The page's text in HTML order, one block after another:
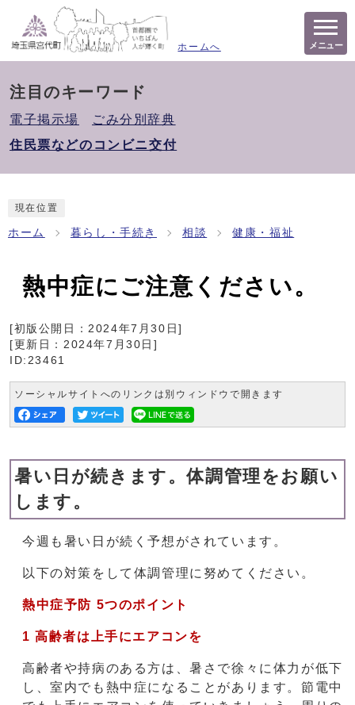
ホームへ メニュー
注目のキーワード
電子掲示場
ごみ分別辞典
住民票などのコンビニ交付
現在位置
ホーム 暮らし・手続き 相談 健康・福祉
熱中症にご注意ください。
[初版公開日：2024年7月30日]
[更新日： 2024年7月30日 ]
ID:23461
ソーシャルサイトへのリンクは別ウィンドウで開きます
暑い日が続きます。体調管理をお願い
します。
今週も暑い日が続く予想がされています。
以下の対策をして体調管理に努めてください。
熱中症予防 5つのポイント
1 高齢者は上手にエアコンを
高齢者や持病のある方は、暑さで徐々に体力が低下
し、室内でも熱中症になることがあります。節電中